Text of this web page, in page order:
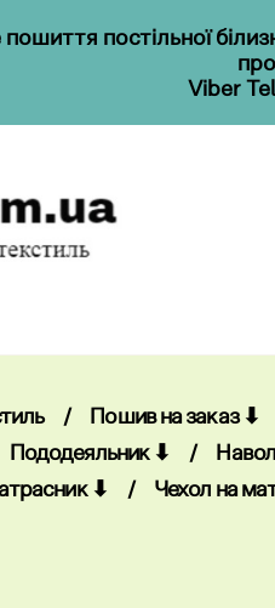
пошиття постільної
Viber
/ Пошив на заказ ⬇
Пододеяльник ⬇ /
⬇ / Чехол на